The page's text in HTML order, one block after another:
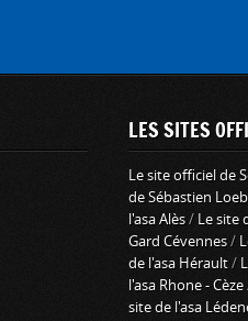
LES SITES
Le site officiel de
de Sébastien Loeb
l'asa Alès/ Le site
Gard Cévennes/
de l'asa Hérault/
l'asa Rhone - Cèze
site de l'asa